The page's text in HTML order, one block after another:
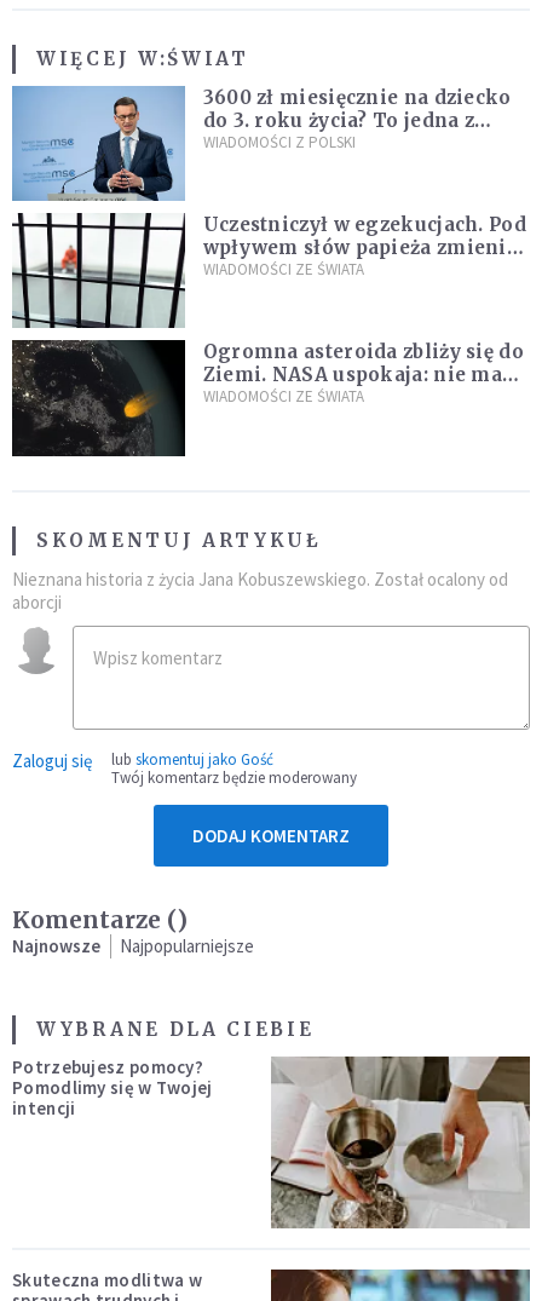
WIĘCEJ W:ŚWIAT
3600 zł miesięcznie na dziecko
do 3. roku życia? To jedna z
propozycji programu "Rozwój
WIADOMOŚCI Z POLSKI
Uczestniczył w egzekucjach. Pod
wpływem słów papieża zmienił
zdanie
WIADOMOŚCI ZE ŚWIATA
Ogromna asteroida zbliży się do
Ziemi. NASA uspokaja: nie ma
zagrożenia
WIADOMOŚCI ZE ŚWIATA
SKOMENTUJ ARTYKUŁ
Nieznana historia z życia Jana Kobuszewskiego. Został ocalony od
aborcji
Zaloguj się lub skomentuj jako Gość
Twój komentarz będzie moderowany
DODAJ KOMENTARZ
Komentarze ()
Najnowsze Najpopularniejsze
WYBRANE DLA CIEBIE
Potrzebujesz pomocy?
Pomodlimy się w Twojej
intencji
Skuteczna modlitwa w